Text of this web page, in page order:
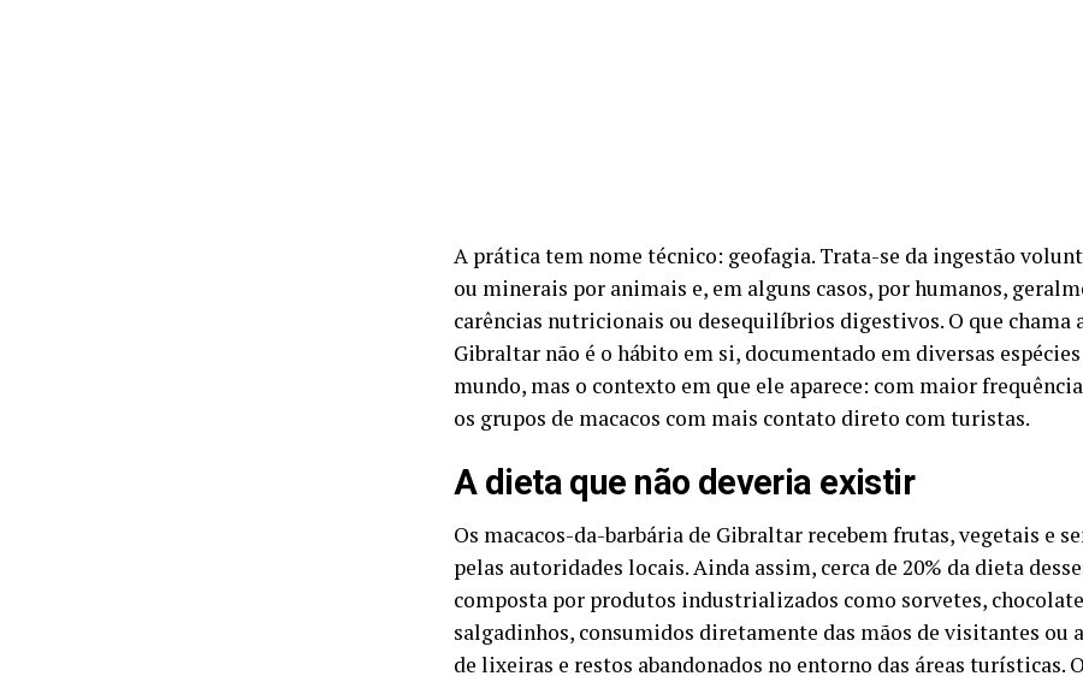
A prática tem nome técnico: geofagia. Trata-se da ingestão
ou minerais por animais e, em alguns casos, por humanos,
carências nutricionais ou desequilíbrios digestivos. O que chama
Gibraltar não é o hábito em si, documentado em diversas
mundo, mas o contexto em que ele aparece: com maior
os grupos de macacos com mais contato direto com turistas.
A dieta que não deveria existir
Os macacos-da-barbária de Gibraltar recebem frutas, vegetais e
pelas autoridades locais. Ainda assim, cerca de 20% da dieta
composta por produtos industrializados como sorvetes,
salgadinhos, consumidos diretamente das mãos de visitantes ou
de lixeiras e restos abandonados no entorno das áreas turísticas.